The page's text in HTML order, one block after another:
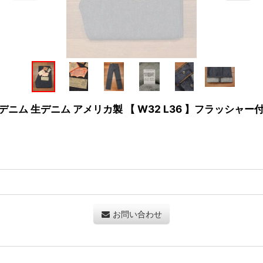
ム 生デニム アメリカ製 【 W32 L36 】フラッシャー
お問い合わせ